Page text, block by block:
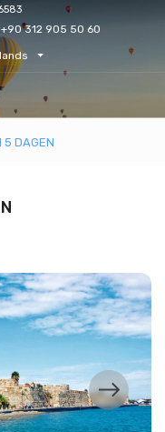
+90 312 905 50 60
5 DAGEN